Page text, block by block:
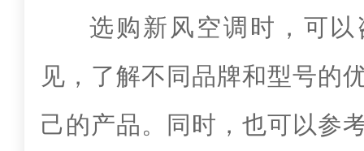
选购新风空调时，可
见，了解不同品牌和型号的
己的产品。同时，也可以参